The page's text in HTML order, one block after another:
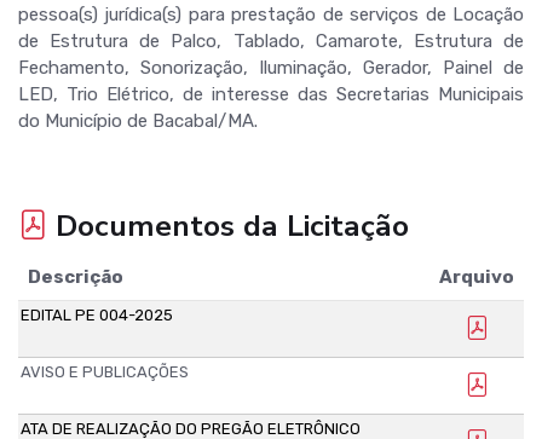
pessoa(s) jurídica(s) para prestação de serviços de Locação
de Estrutura de Palco, Tablado, Camarote, Estrutura de
Fechamento, Sonorização, Iluminação, Gerador, Painel de
LED, Trio Elétrico, de interesse das Secretarias Municipais
do Município de Bacabal/MA.
Documentos da Licitação
Descrição Arquivo
EDITAL PE 004-2025
AVISO E PUBLICAÇÕES
ATA DE REALIZAÇÃO DO PREGÃO ELETRÔNICO